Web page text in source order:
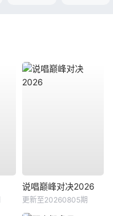
说唱巅峰对决2026
更新至20260805期